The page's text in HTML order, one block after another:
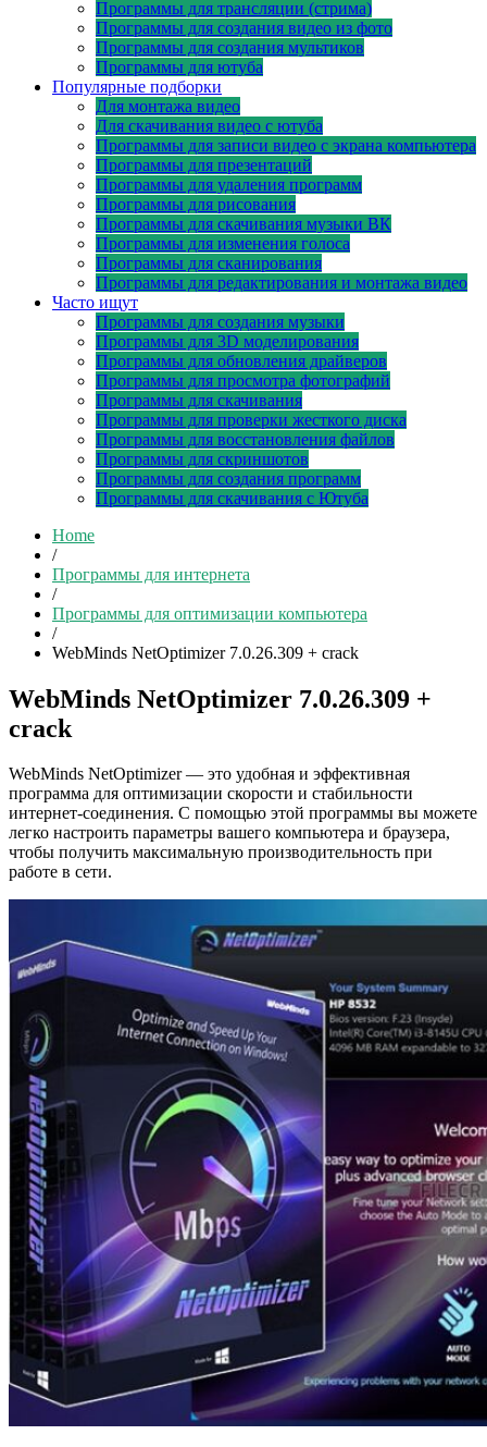
Программы для трансляции (стрима)
Программы для создания видео из фото
Программы для создания мультиков
Программы для ютуба
Популярные подборки
Для монтажа видео
Для скачивания видео с ютуба
Программы для записи видео с экрана компьютера
Программы для презентаций
Программы для удаления программ
Программы для рисования
Программы для скачивания музыки ВК
Программы для изменения голоса
Программы для сканирования
Программы для редактирования и монтажа видео
Часто ищут
Программы для создания музыки
Программы для 3D моделирования
Программы для обновления драйверов
Программы для просмотра фотографий
Программы для скачивания
Программы для проверки жесткого диска
Программы для восстановления файлов
Программы для скриншотов
Программы для создания программ
Программы для скачивания с Ютуба
Home
/
Программы для интернета
/
Программы для оптимизации компьютера
/
WebMinds NetOptimizer 7.0.26.309 + crack
WebMinds NetOptimizer 7.0.26.309 +
crack
WebMinds NetOptimizer — это удобная и эффективная
программа для оптимизации скорости и стабильности
интернет-соединения. С помощью этой программы вы можете
легко настроить параметры вашего компьютера и браузера,
чтобы получить максимальную производительность при
работе в сети.